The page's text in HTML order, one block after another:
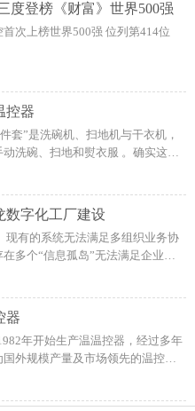
度登榜《财富》世界500强
次上榜世界500强 位列第414位
控器
套”是洗碗机、扫地机与干衣机，
洗碗、扫地和熨衣服 。确实这些
度上节省了家务时间，更有效
数字化工厂建设
现有的系统无法满足多组织业务协
多个“信息孤岛”无法满足企业的
面的考察，最终确定采用U9cloud
器
年开始生产温温控器，经过多年
外规模产量及市场领先的温控器
分类有：突跳式温控器，液胀式